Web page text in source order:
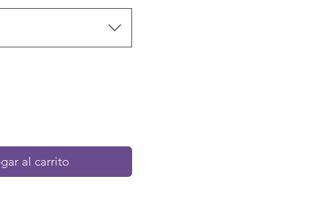
al carrito